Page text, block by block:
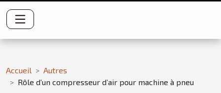
Accueil
Autres
Rôle d’un compresseur d’air pour machine à pneu